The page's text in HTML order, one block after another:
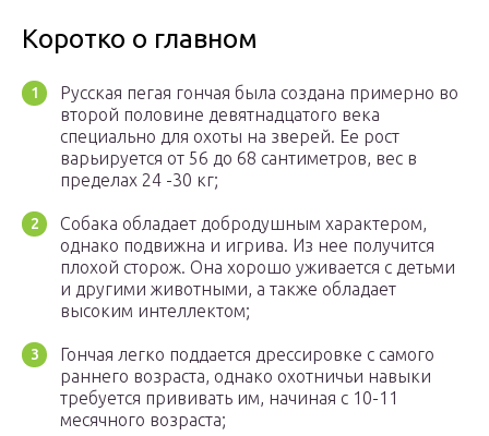
Коротко о главном
Русская пегая гончая была создана примерно во
второй половине девятнадцатого века
специально для охоты на зверей. Ее рост
варьируется от 56 до 68 сантиметров, вес в
пределах 24 -30 кг;
Собака обладает добродушным характером,
однако подвижна и игрива. Из нее получится
плохой сторож. Она хорошо уживается с детьми
и другими животными, а также обладает
высоким интеллектом;
Гончая легко поддается дрессировке с самого
раннего возраста, однако охотничьи навыки
требуется прививать им, начиная с 10-11
месячного возраста;